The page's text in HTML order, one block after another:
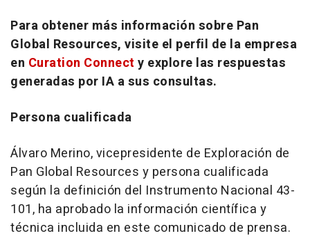
Para obtener más información sobre Pan
Global Resources, visite el perfil de la empresa
en Curation Connect y explore las respuestas
generadas por IA a sus consultas.
Persona cualificada
Álvaro Merino, vicepresidente de Exploración de
Pan Global Resources y persona cualificada
según la definición del Instrumento Nacional 43-
101, ha aprobado la información científica y
técnica incluida en este comunicado de prensa.